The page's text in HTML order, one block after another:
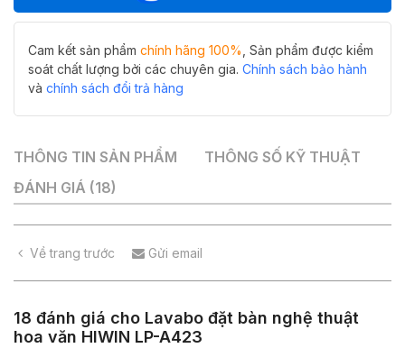
A423
lượng
Cam kết sản phẩm chính hãng 100% , Sản phẩm được kiểm
soát chất lượng bởi các chuyên gia. Chính sách bảo hành
và chính sách đổi trả hàng
THÔNG TIN SẢN PHẨM
THÔNG SỐ KỸ THUẬT
ĐÁNH GIÁ (18)
Về trang trước Gửi email
18 đánh giá cho Lavabo đặt bàn nghệ thuật
hoa văn HIWIN LP-A423